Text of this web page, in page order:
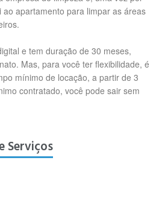
apartamento para limpar as áreas
e tem duração de 30 meses,
Mas, para você ter flexibilidade, é
mínimo de locação, a partir de 3
contratado, você pode sair sem
Serviços